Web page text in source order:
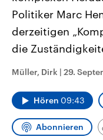
Landtagswahl
2026
Alle Informationen
Sachsen-Anhalt wählt
September 2026
Bundesland von einer
CDU, SPD und FDP
Wahlprogramme,
und Hintergründe zu
Wahl.
Sendungen
Audio-Archiv
Politiker Marc
derzeitigen
die
Müller, Dirk | 29.
Hören 09:43
Abonnieren